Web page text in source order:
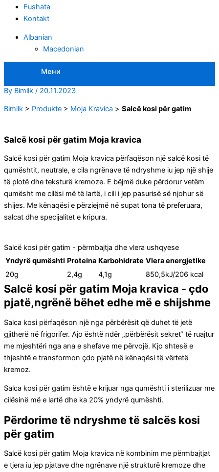
Fushata
Кontakt
Albanian
Macedonian
Мени
By Bimilk / 20.11.2023
Bimilk > Produkte > Moja Kravica > Salcë kosi për gatim
Salcë kosi për gatim Moja kravica
Salcë kosi për gatim Moja kravica përfaqëson një salcë kosi të
qumështit, neutrale, e cila ngrënave të ndryshme iu jep një shije
të plotë dhe teksturë kremoze. E bëjmë duke përdorur vetëm
qumësht me cilësi më të lartë, i cili i jep pasurisë së njohur së
shijes. Me kënaqësi e përziejmë në supat tona të preferuara,
salcat dhe specijalitet e kripura.
Salcë kosi për gatim - përmbajtja dhe vlera ushqyese
Yndyrë qumështi Proteina Karbohidrate Vlera energjetike
20g
2,4g 4,1g 850,5kJ/206 kcal
Salcë kosi për gatim Moja kravica - çdo
pjatë,ngrënë bëhet edhe më e shijshme
Salca kosi përfaqëson një nga përbërësit që duhet të jetë
gjitherë në frigorifer. Ajo është ndër „përbërësit sekret“ të ruajtur
me mjeshtëri nga ana e shefave me përvojë. Kjo shtesë e
thjeshtë e transformon çdo pjatë në kënaqësi të vërtetë
kremoz.
Salca kosi për gatim është e krijuar nga qumështi i sterilizuar me
cilësinë më e lartë dhe ka 20% yndyrë qumështi.
Përdorime të ndryshme të salcës kosi
për gatim
Salcë kosi për gatim Moja kravica në kombinim me përmbajtjat
e tjera iu jep pjatave dhe ngrënave një strukturë kremoze dhe